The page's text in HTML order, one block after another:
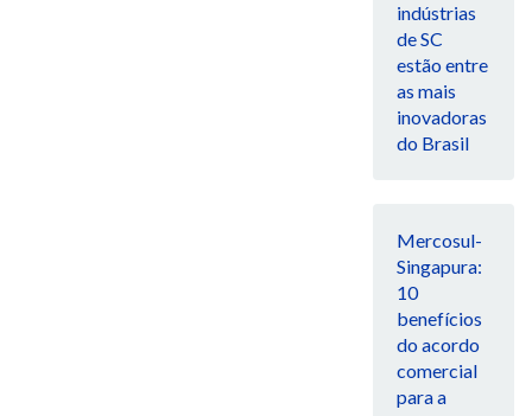
indústrias
de SC
estão entre
as mais
inovadoras
do Brasil
Mercosul-
Singapura:
10
benefícios
do acordo
comercial
para a